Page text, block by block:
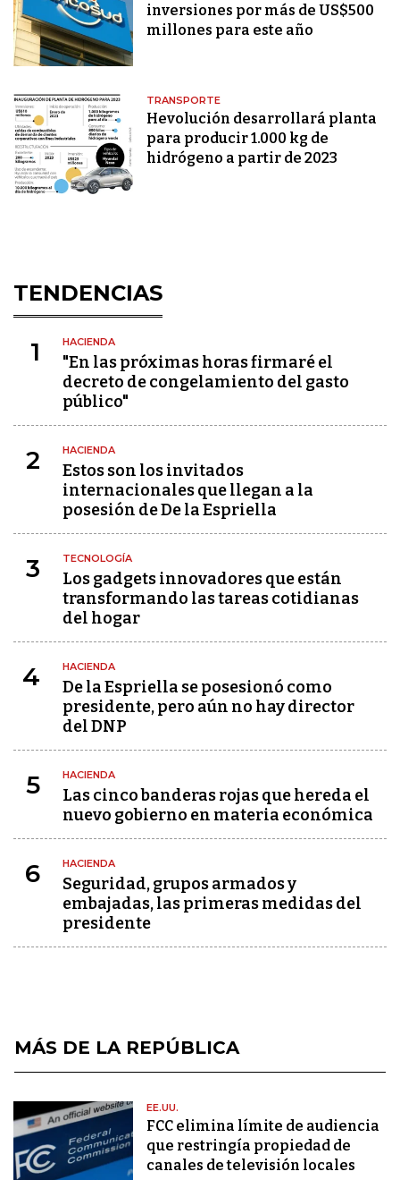
inversiones por más de US$500
millones para este año
TRANSPORTE
Hevolución desarrollará planta
para producir 1.000 kg de
hidrógeno a partir de 2023
TENDENCIAS
1 HACIENDA
"En las próximas horas firmaré el
decreto de congelamiento del gasto
público"
2 HACIENDA
Estos son los invitados
internacionales que llegan a la
posesión de De la Espriella
3 TECNOLOGÍA
Los gadgets innovadores que están
transformando las tareas cotidianas
del hogar
4 HACIENDA
De la Espriella se posesionó como
presidente, pero aún no hay director
del DNP
5 HACIENDA
Las cinco banderas rojas que hereda el
nuevo gobierno en materia económica
6 HACIENDA
Seguridad, grupos armados y
embajadas, las primeras medidas del
presidente
MÁS DE LA REPÚBLICA
EE.UU.
FCC elimina límite de audiencia
que restringía propiedad de
canales de televisión locales